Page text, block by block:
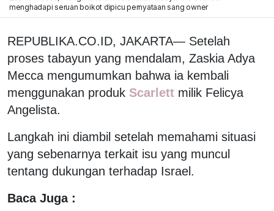
menghadapi seruan boikot dipicu pernyataan sang owner
REPUBLIKA.CO.ID, JAKARTA— Setelah
proses tabayun yang mendalam, Zaskia Adya
Mecca mengumumkan bahwa ia kembali
menggunakan produk Scarlett milik Felicya
Angelista.
Langkah ini diambil setelah memahami situasi
yang sebenarnya terkait isu yang muncul
tentang dukungan terhadap Israel.
Baca Juga :